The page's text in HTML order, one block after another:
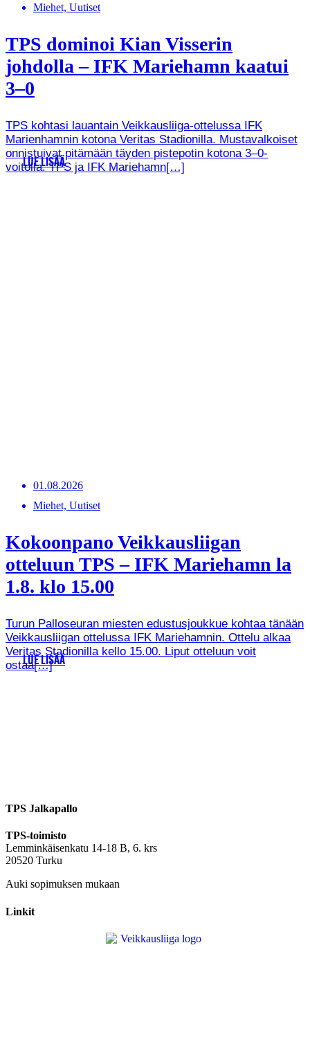
Miehet, Uutiset
TPS dominoi Kian Visserin
johdolla – IFK Mariehamn kaatui
3–0
TPS kohtasi lauantain Veikkausliiga-ottelussa IFK
Marienhamnin kotona Veritas Stadionilla. Mustavalkoiset
onnistuivat pitämään täyden pistepotin kotona 3–0-
voitolla. TPS ja IFK Mariehamn[…]
LUE LISÄÄ
01.08.2026
Miehet, Uutiset
Kokoonpano Veikkausliigan
otteluun TPS – IFK Mariehamn la
1.8. klo 15.00
Turun Palloseuran miesten edustusjoukkue kohtaa tänään
Veikkausliigan ottelussa IFK Mariehamnin. Ottelu alkaa
Veritas Stadionilla kello 15.00. Liput otteluun voit
ostaa[…]
LUE LISÄÄ
TPS Jalkapallo
TPS-toimisto
Lemminkäisenkatu 14-18 B, 6. krs
20520 Turku
Auki sopimuksen mukaan
Linkit